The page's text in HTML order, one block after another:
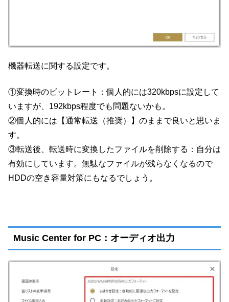
機器転送に関する設定です。
①変換時のビットレート：個人的には320kbpsに設定して
いますが、192kbps程度でも問題ないかも。
②個人的には【通常転送（推奨）】のままで良いと思いま
す。
③転送後、転送時に変換したファイルを削除する：自分は
有効にしています。無駄なファイルが残らなくなるので
HDDの空き容量対策にもなるでしょう。
Music Center for PC：オーディオ出力